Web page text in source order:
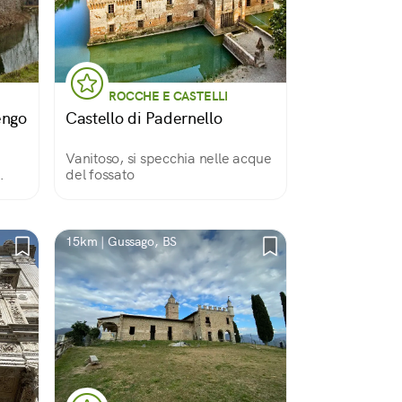
ROCCHE E CASTELLI
Castello di Padernello
Vanitoso, si specchia nelle acque
del fossato
15km | Gussago, BS